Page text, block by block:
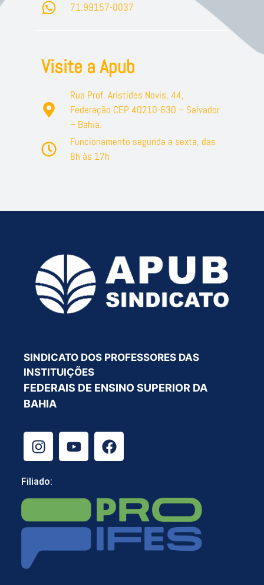
71.99157-0037
Visite a Apub
Rua Prof. Aristides Novis, 44,
Federação CEP 40210-630 – Salvador
– Bahia.
Funcionamento segunda a sexta, das
8h às 17h
SINDICATO DOS PROFESSORES DAS
INSTITUIÇÕES
FEDERAIS DE ENSINO SUPERIOR DA
BAHIA
Filiado: